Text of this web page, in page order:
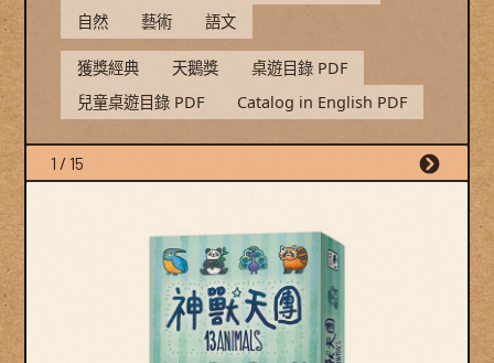
自然
藝術 語文
獲獎經典 天鵝獎
桌遊目錄 PDF
兒童桌遊目錄 PDF
Catalog in English PDF
1 / 15